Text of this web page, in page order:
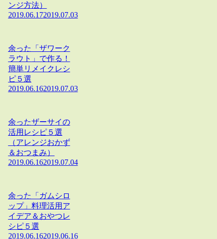
ンジ方法）
2019.06.172019.07.03
余った「ザワーク
ラウト」で作る！
簡単リメイクレシ
ピ５選
2019.06.162019.07.03
余ったザーサイの
活用レシピ５選
（アレンジおかず
＆おつまみ）
2019.06.162019.07.04
余った「ガムシロ
ップ」料理活用ア
イデア＆おやつレ
シピ５選
2019.06.162019.06.16